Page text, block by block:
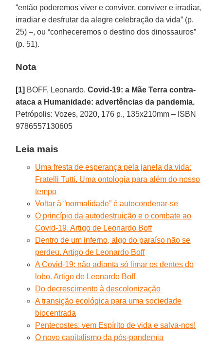
“então poderemos viver e conviver, conviver e irradiar,
irradiar e desfrutar da alegre celebração da vida” (p.
25) –, ou “conheceremos o destino dos dinossauros”
(p. 51).
Nota
[1] BOFF, Leonardo.Covid-19: a Mãe Terra contra-
ataca a Humanidade: advertências da pandemia.
Petrópolis: Vozes, 2020, 176 p., 135x210mm – ISBN
9786557130605
Leia mais
Uma fresta de esperança pela janela da vida:
Fratelli Tutti. Uma ontologia para além do nosso
tempo
Voltar à “normalidade” é autocondenar-se
O princípio da autodestruição e o combate ao
Covid-19. Artigo de Leonardo Boff
Dentro de um inferno, algo do paraíso não se
perdeu. Artigo de Leonardo Boff
A Covid-19: não adianta só limar os dentes do
lobo. Artigo de Leonardo Boff
Do decrescimento à descolonização
A transição ecológica para uma sociedade
biocentrada
Pentecostes: vem Espírito de vida e salva-nos!
O novo capitalismo da pós-pandemia